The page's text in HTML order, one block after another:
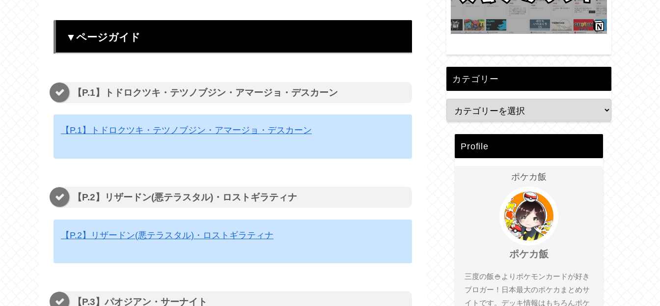
▼ページガイド
【P.1】トドロクツキ・テツノブジン・アマージョ・デスカーン
【P.1】トドロクツキ・テツノブジン・アマージョ・デスカーン
【P.2】リザードン(悪テラスタル)・ロストギラティナ
【P.2】リザードン(悪テラスタル)・ロストギラティナ
【P.3】パオジアン・サーナイト
カテゴリー
Profile
ポケカ飯
ポケカ飯
三度の飯🍚よりポケモンカードが好き
ブロガー！日本最大のポケカまとめサ
イトです。デッキ情報はもちろんポケ